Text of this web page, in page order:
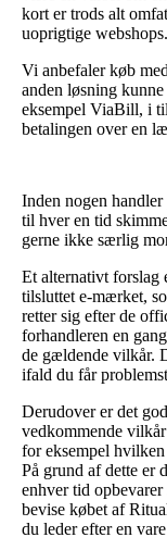
kort er trods alt
uoprigtige webshops.
Vi anbefaler køb
anden løsning
eksempel ViaBill, i
betalingen over en
Inden nogen
til hver en tid
gerne ikke særlig
Et alternativt forslag
tilsluttet e-mærket,
retter sig efter de
forhandleren en
de gældende vilkår.
ifald du får
Derudover er det
vedkommende
for eksempel
På grund af dette er
enhver tid
bevise købet af
du leder efter en